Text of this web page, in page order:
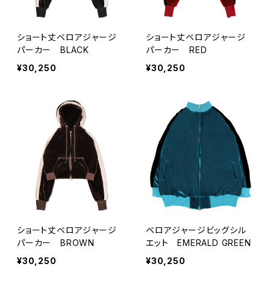
ショート丈ベロアジャージ
パーカー BLACK
¥30,250
ショート丈ベロアジャージ
パーカー RED
¥30,250
ショート丈ベロアジャージ
パーカー BROWN
¥30,250
ベロアジャージビッグシル
エット EMERALD GREEN
¥30,250